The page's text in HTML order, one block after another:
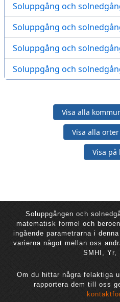
Soluppgång och
Soluppgång och
Soluppgång och
Soluppgång och
Visa alla
Visa alla
Visa på
Soluppgången och
matematisk formel och
ingående parametrarna i
varierna något mellan oss
SMHI, Yr,
Om du hittar några felaktiga
rapportera dem till oss